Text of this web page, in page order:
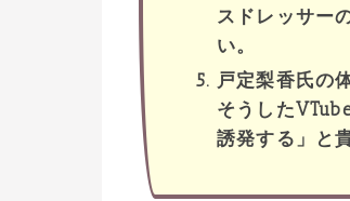
スドレッサー
い。
戸定梨香氏の
そうした
誘発する」と